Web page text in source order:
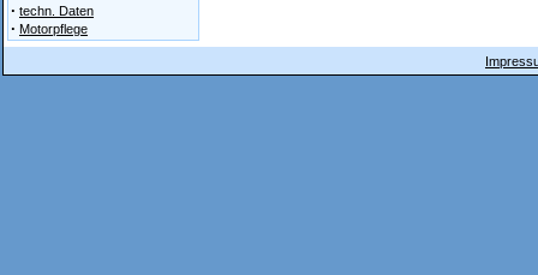
· techn. Daten
· Motorpflege